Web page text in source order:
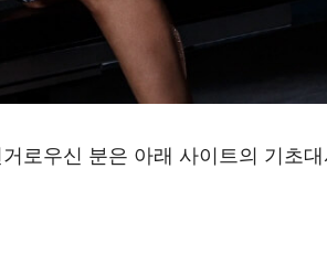
로우신 분은 아래 사이트의 기초